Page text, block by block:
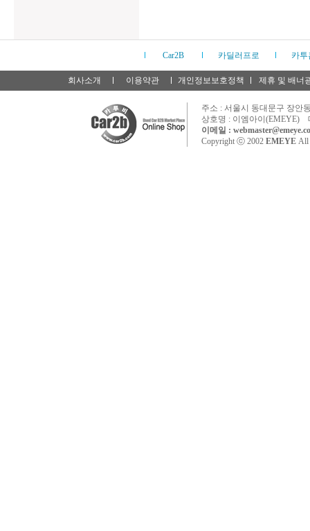
Car2B 카딜러프로 카투
회사소개 이용약관 개인정보보호정책 제휴 및 배너
주소 : 서울시 동대문구 장안
상호명 : 이엠아이(EMEYE)
이메일 :
Copyright ⓒ 2002 EMEYE All